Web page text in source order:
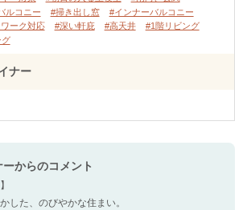
ルコニー #掃き出し窓
#インナーバルコニー
ーク対応 #深い軒庇 #高天井
#1階リビング
ナー
ーからのコメント
した、のびやかな住まい。